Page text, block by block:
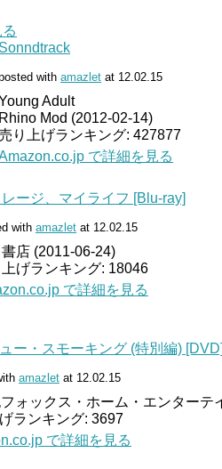
Sonndtrack
with amazlet at 12.02.15
Adult
Rhino Mod (2012-02-14)
り上げランキング: 427877
で詳細を見る
ージ、マイライフ [Blu-ray]
with amazlet at 12.02.15
店 (2011-06-24)
げランキング: 18046
で詳細を見る
ー・スモーキング (特別編) [DVD]
amazlet at 12.02.15
ォックス・ホーム・エンターテ
ランキング: 3697
で詳細を見る